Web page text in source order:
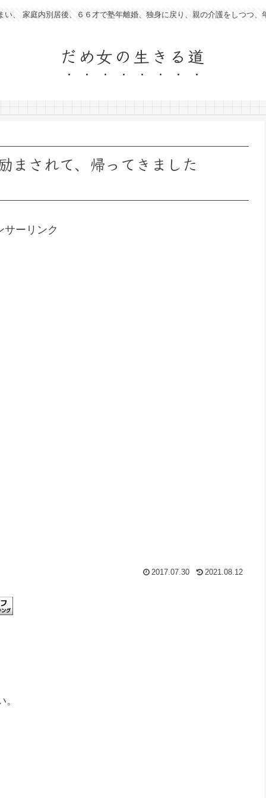
い、 家庭内別居後、６６才で塾年離婚、独身に戻り、親の介護をしつつ、
だめ女の生きる道
まされて、帰ってきました
サーリンク
2017.07.30 2021.08.12